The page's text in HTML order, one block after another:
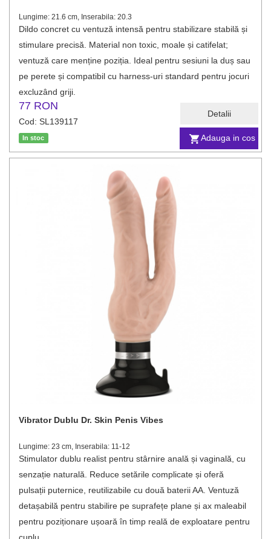
Adauga in cos
Detalii
Lungime: 21.6 cm, Inserabila: 20.3
Dildo concret cu ventuză intensă pentru stabilizare stabilă și
stimulare precisă. Material non toxic, moale și catifelat;
ventuză care menține poziția. Ideal pentru sesiuni la duș sau
pe perete și compatibil cu harness-uri standard pentru jocuri
excluzând griji.
77 RON
Cod: SL139117
In stoc
Vibrator Dublu Dr. Skin Penis Vibes
Lungime: 23 cm, Inserabila: 11-12
Stimulator dublu realist pentru stârnire anală și vaginală, cu
senzație naturală. Reduce setările complicate și oferă
pulsații puternice, reutilizabile cu două baterii AA. Ventuză
detașabilă pentru stabilire pe suprafețe plane și ax maleabil
pentru poziționare ușoară în timp reală de exploatare pentru